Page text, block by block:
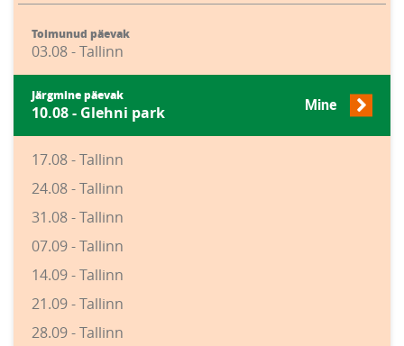
Toimunud päevak
03.08 - Tallinn
Järgmine päevak
10.08 - Glehni park Mine
17.08 - Tallinn
24.08 - Tallinn
31.08 - Tallinn
07.09 - Tallinn
14.09 - Tallinn
21.09 - Tallinn
28.09 - Tallinn